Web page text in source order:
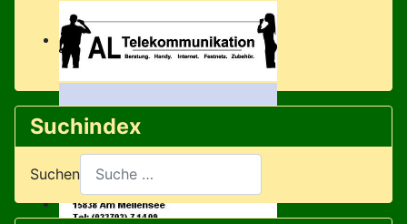
Suchindex
Suchen